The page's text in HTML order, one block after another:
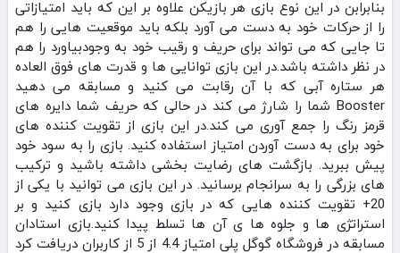
بنابرابن در این نوع بازی هر بازیکن علاوه بر این که باید امتیازاتی
را از حرکات خود به دست می آورد بلکه باید موقعیت هایی را هم
تا جایی که می تواند برای حریف و رقیب خود به وجودبیاورد را هم
در نظر داشته باشد.در این بازی توانایی ها و قدرت های فوق العاده
هر ستاره آبی که با آن رقابت می کنید و مسابقه می دهید
Booster شما را شارژ می کند در حالی که حریف شما دایره های
قرمز رنگ را جمع آوری می کند.در این بازی از تقویت کننده های
خود برای به دست آوردن امتیاز استفاده کنید. بازی را به سود خود
پیش ببرید. بازگشت های رضایت بخشی داشته باشید و ترکیب
های بزرگی را به سرانجام برسانید. در این بازی می توانید با یکی از
20+ تقویت کننده هایی که در بازی وجود دارد بازی کنید و بر
استراتژی ها و جلوه ها ی آن ها تسلط پیدا کنید.بازی استادان
مسابقه در فروشگاه گوگل پلی امتیاز 4.4 از 5 از کاربران دریافت کرد